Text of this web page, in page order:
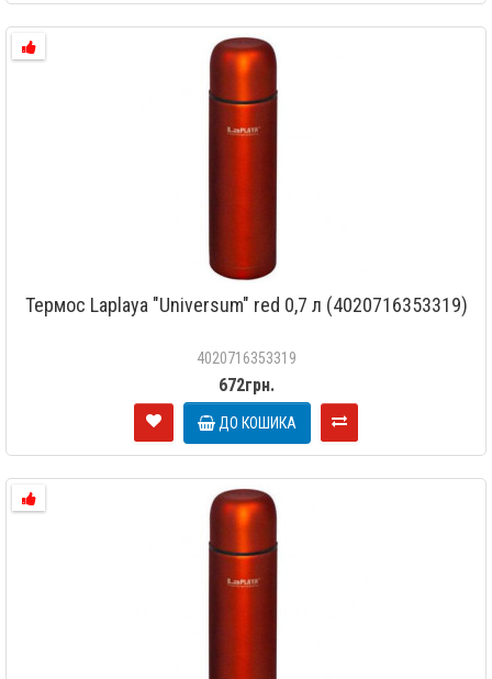
Термос Laplaya "Universum" red 0,7 л (4020716353319)
4020716353319
672грн.
ДО КОШИКА